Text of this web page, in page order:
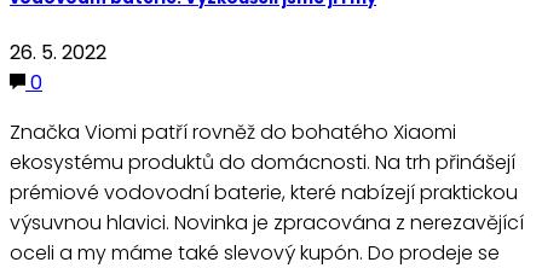
26. 5. 2022
0
Značka Viomi patří rovněž do bohatého Xiaomi
ekosystému produktů do domácnosti. Na trh přinášejí
prémiové vodovodní baterie, které nabízejí praktickou
výsuvnou hlavici. Novinka je zpracována z nerezavějící
oceli a my máme také slevový kupón. Do prodeje se